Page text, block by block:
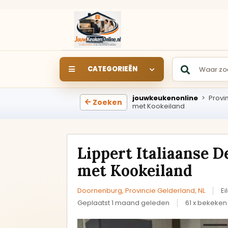
CATEGORIEËN
SHOWROOM
SHOWROOMKEUKEN
Keukens rechtstreeks uit
keukendealer.
Hoekkeukens
Zoeken jouwkeukenonline >
met Kookeiland
Lippert Italiaanse
met Kookeiland
Doornenburg, Provincie Gelderland, NL
Geplaatst 1 maand geleden
61 x bekeken